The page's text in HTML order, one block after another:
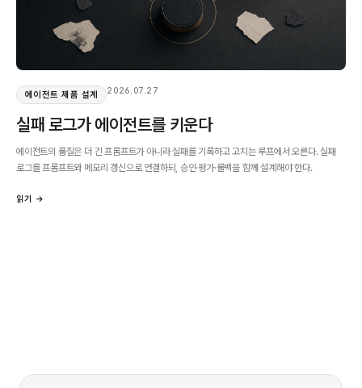
에이전트 제품 설계 2026.07.27
실패 로그가 에이전트를 키운다
에이전트의 품질은 더 긴 프롬프트가 아니라 실패를 기록하고 고치는 루프에서 오른다. 실패
로그를 프롬프트와 메모리 갱신으로 연결하되, 승인·평가·롤백을 함께 설계해야 한다.
읽기 →